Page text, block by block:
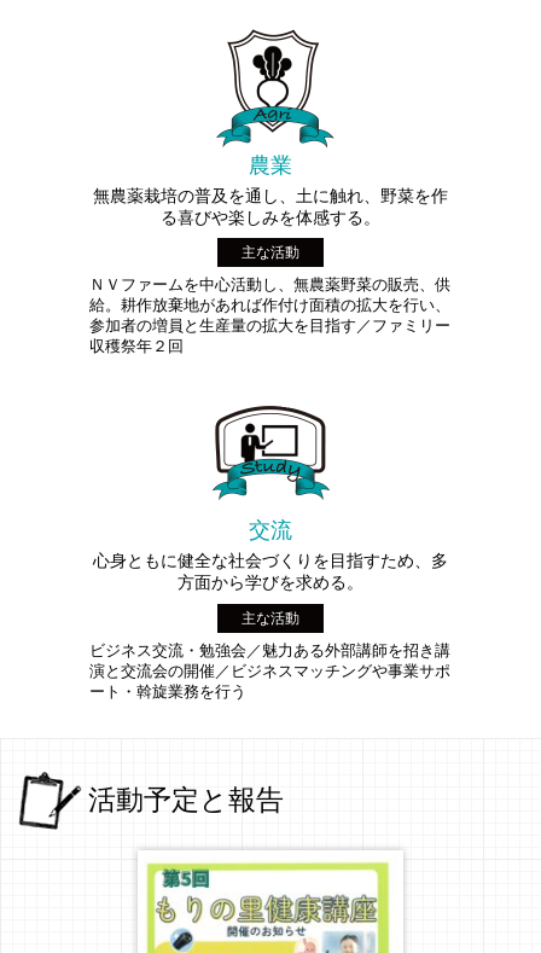
農業
無農薬栽培の普及を通し、土に触れ、野菜を作
る喜びや楽しみを体感する。
主な活動
ＮＶファームを中心活動し、無農薬野菜の販売、供
給。耕作放棄地があれば作付け面積の拡大を行い、
参加者の増員と生産量の拡大を目指す／ファミリー
収穫祭年２回
交流
心身ともに健全な社会づくりを目指すため、多
方面から学びを求める。
主な活動
ビジネス交流・勉強会／魅力ある外部講師を招き講
演と交流会の開催／ビジネスマッチングや事業サポ
ート・斡旋業務を行う
活動予定と報告